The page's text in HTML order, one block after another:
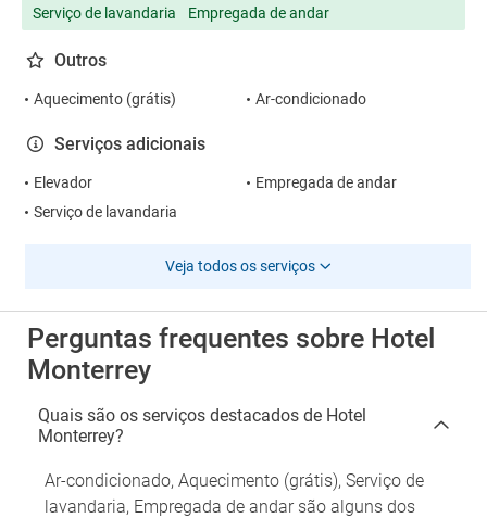
Serviço de lavandaria
Empregada de andar
Outros
Aquecimento (grátis) Ar-condicionado
Serviços adicionais
Elevador
Empregada de andar
Serviço de lavandaria
Veja todos os serviços
Perguntas frequentes sobre Hotel
Monterrey
Quais são os serviços destacados de Hotel
Monterrey?
Ar-condicionado, Aquecimento (grátis), Serviço de
lavandaria, Empregada de andar são alguns dos